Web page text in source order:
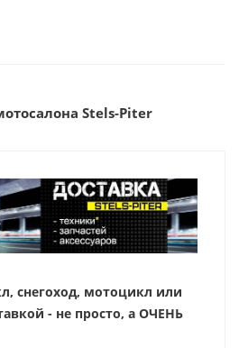
Stels-Piter
снегоход, мотоцикл или
- не просто, а ОЧЕНЬ